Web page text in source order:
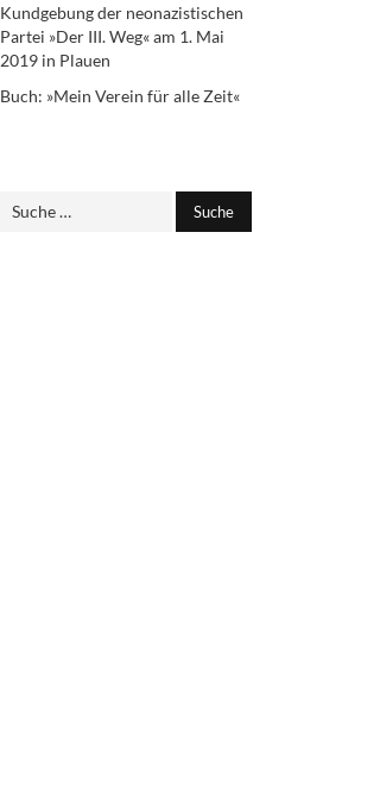
Kundgebung der neonazistischen
Partei »Der III. Weg« am 1. Mai
2019 in Plauen
Buch: »Mein Verein für alle Zeit«